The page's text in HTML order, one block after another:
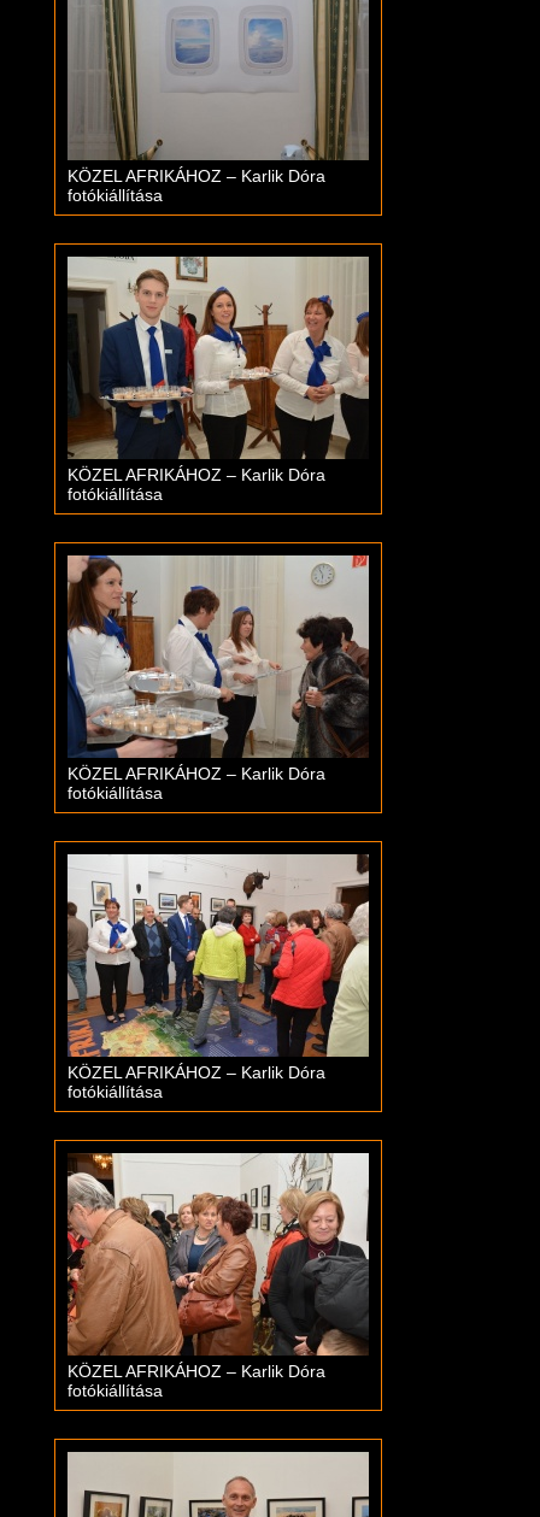
KÖZEL AFRIKÁHOZ – Karlik Dóra
fotókiállítása
KÖZEL AFRIKÁHOZ – Karlik Dóra
fotókiállítása
KÖZEL AFRIKÁHOZ – Karlik Dóra
fotókiállítása
KÖZEL AFRIKÁHOZ – Karlik Dóra
fotókiállítása
KÖZEL AFRIKÁHOZ – Karlik Dóra
fotókiállítása